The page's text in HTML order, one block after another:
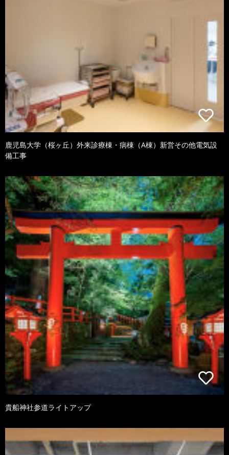
鹿児島大学（桜ヶ丘）外来診療棟・病棟（A棟）新営その他電気設
備工事
貴船神社参道ライトアップ